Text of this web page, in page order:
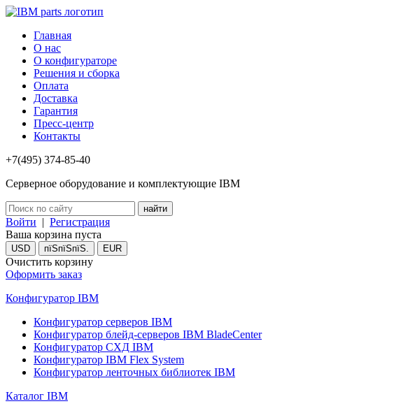
Главная
О нас
О конфигураторе
Решения и сборка
Оплата
Доставка
Гарантия
Пресс-центр
Контакты
+7(495) 374-85-40
Серверное оборудование и комплектующие IBM
Войти | Регистрация
Ваша корзина пуста
USD пїЅпїЅпїЅ. EUR
Очистить корзину
Оформить заказ
Конфигуратор IBM
Конфигуратор серверов IBM
Конфигуратор блейд-серверов IBM BladeCenter
Конфигуратор СХД IBM
Конфигуратор IBM Flex System
Конфигуратор ленточных библиотек IBM
Каталог IBM